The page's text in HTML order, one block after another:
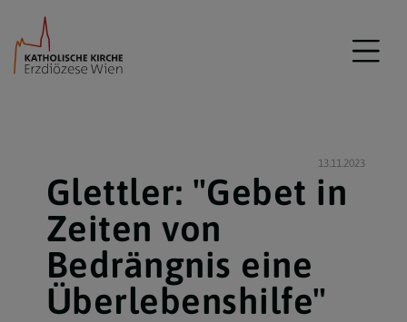
13.11.2023
Glettler: "Gebet in
Zeiten von
Bedrängnis eine
Überlebenshilfe"